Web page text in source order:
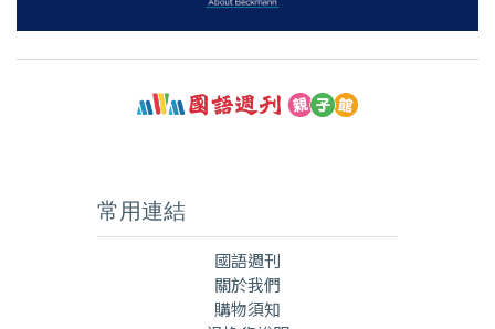
常用連結
國語週刊
關於我們
購物須知